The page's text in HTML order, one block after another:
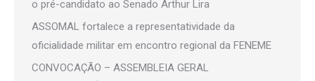
o pré-candidato ao Senado Arthur Lira
ASSOMAL fortalece a representatividade da
oficialidade militar em encontro regional da FENEME
CONVOCAÇÃO – ASSEMBLEIA GERAL